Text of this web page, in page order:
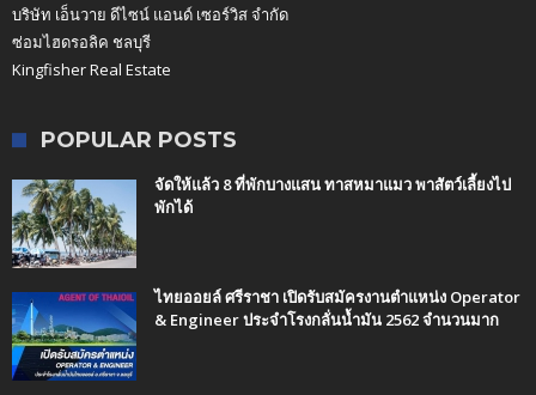
บริษัท เอ็นวาย ดีไซน์ แอนด์ เซอร์วิส จำกัด
ซ่อมไฮดรอลิค ชลบุรี
Kingfisher Real Estate
POPULAR POSTS
จัดให้แล้ว 8 ที่พักบางแสน ทาสหมาแมว พาสัตว์เลี้ยงไป
พักได้
ไทยออยล์ ศรีราชา เปิดรับสมัครงานตำแหน่ง Operator
& Engineer ประจำโรงกลั่นน้ำมัน 2562 จำนวนมาก